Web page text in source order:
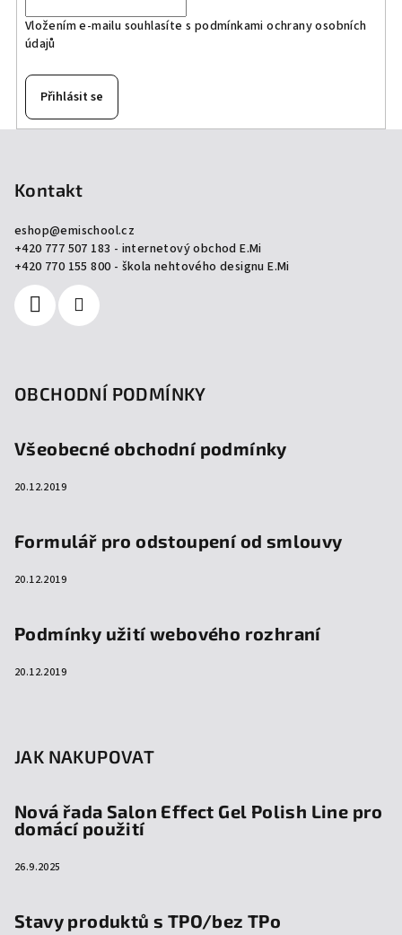
Vložením e-mailu souhlasíte s podmínkami ochrany osobních
údajů
Přihlásit se
Kontakt
eshop@emischool.cz
+420 777 507 183 - internetový obchod E.Mi
+420 770 155 800 - škola nehtového designu E.Mi
OBCHODNÍ PODMÍNKY
Všeobecné obchodní podmínky
20.12.2019
Formulář pro odstoupení od smlouvy
20.12.2019
Podmínky užití webového rozhraní
20.12.2019
JAK NAKUPOVAT
Nová řada Salon Effect Gel Polish Line pro
domácí použití
26.9.2025
Stavy produktů s TPO/bez TPo